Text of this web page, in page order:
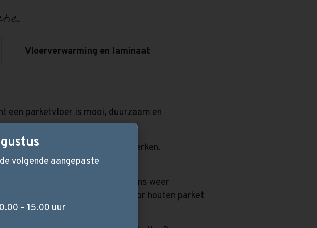
Vloerverwarming en laminaat
een parketvloer is mooi, duurzaam en
hout heeft zelfs zijn eigen kenmerken.
elke houten vloer anders is.
te veel afkoelt. Het ‘s morgens weer
temperatuur. Kies dus gerust voor houten parket
volgende aangepaste
– 15.00 uur